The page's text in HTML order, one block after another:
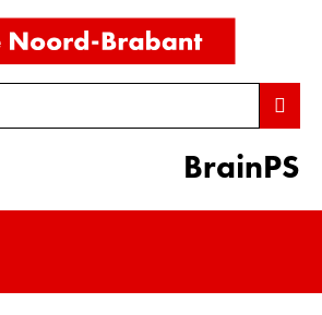
Ga
de
inhoud
BrainPS